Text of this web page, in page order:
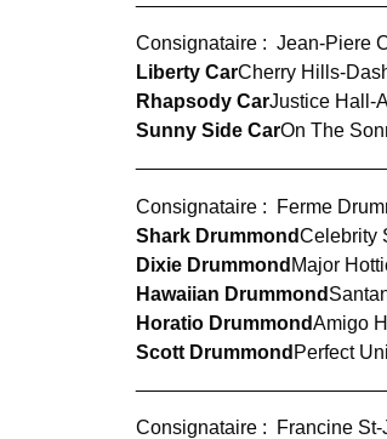
Consignataire : Jean-Piere
Liberty CarCherry Hills-
Rhapsody CarJustice Hall-
Sunny Side CarOn The
Consignataire :
Ferme
Shark DrummondCelebrity
Dixie Drummond Major
Hawaiian Drummond
Horatio DrummondAmigo
Scott Drummond Perfect
Consignataire :
Francine